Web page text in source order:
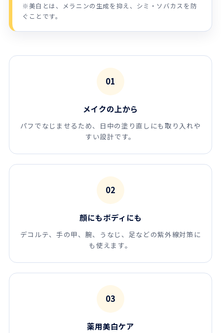
※美白とは、メラニンの生成を抑え、シミ・ソバカスを防
ぐことです。
01
メイクの上から
パフでなじませるため、日中の塗り直しにも取り入れや
すい設計です。
02
顔にもボディにも
デコルテ、手の甲、腕、うなじ、足などの紫外線対策に
も使えます。
03
薬用美白ケア